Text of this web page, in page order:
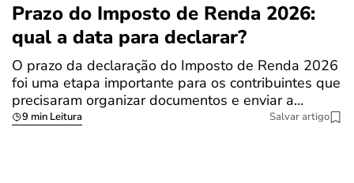
Prazo do Imposto de Renda 2026:
qual a data para declarar?
O prazo da declaração do Imposto de Renda 2026
foi uma etapa importante para os contribuintes que
precisaram organizar documentos e enviar a…
9 min Leitura Salvar artigo